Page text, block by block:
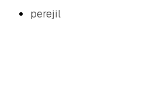
perejil